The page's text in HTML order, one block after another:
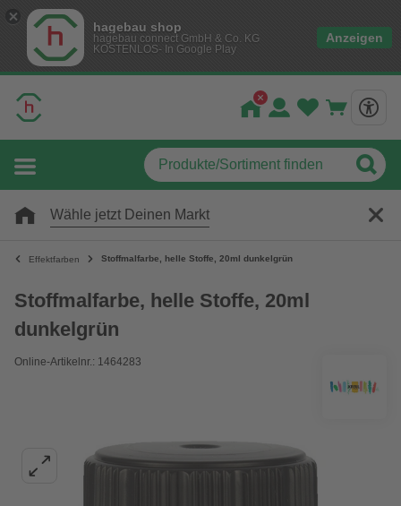
hagebau shop
hagebau connect GmbH & Co. KG
KOSTENLOS- In Google Play
Anzeigen
Wähle jetzt Deinen Markt
Effektfarben Stoffmalfarbe, helle Stoffe, 20ml dunkelgrün
Stoffmalfarbe, helle Stoffe, 20ml
dunkelgrün
Online-Artikelnr.: 1464283